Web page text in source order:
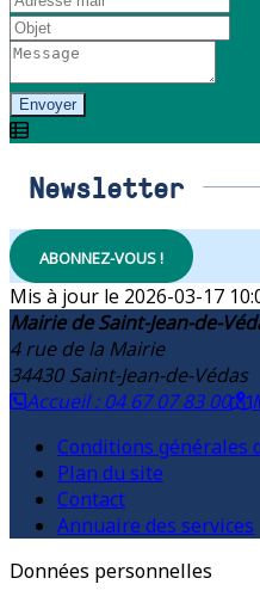
Envoyer
Newsletter
ABONNEZ-VOUS !
2026-03-17
Mairie de Saint-Jean-de-
4 rue de la Mairie
34430 Saint-Jean-de-Védas
Accueil : 04 67 07 83 00
Conditions générales
Plan du site
Contact
Annuaire des services
Données personnelles